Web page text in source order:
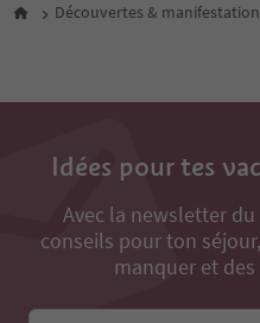
Découvertes &
Idées pour tes
Avec la newsletter
conseils pour ton
manquer et